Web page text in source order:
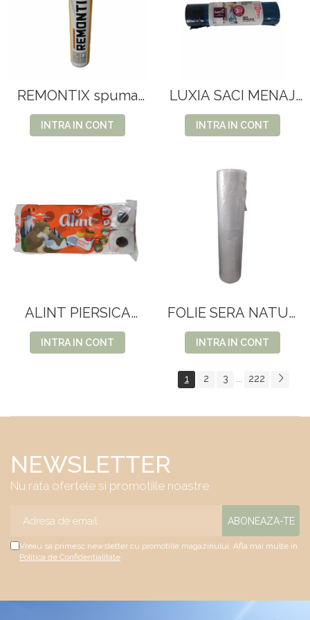
REMONTIX spuma
poliuretan manual
650ml
INTRA IN CONT
LUXIA SACI MENAJ
CU SNUR 120L
(10BUC)
INTRA IN CONT
ALINT PIERSICA
3STR.10 ROLE
INTRA IN CONT
FOLIE SERA NATUR
4200*0.12
INTRA IN CONT
1 2 3 ... 222
NEWSLETTER
Nu rata ofertele si promotiile noastre
Vreau sa primesc newsletter cu promotiile magazinului. Afla mai multe in
Politica de Confidentialitate